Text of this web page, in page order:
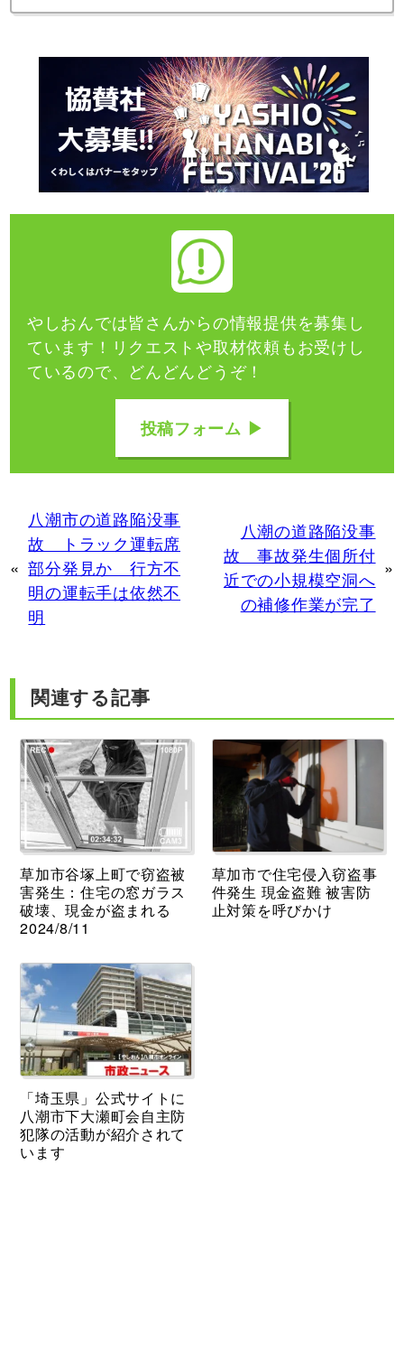
やしおんでは皆さんからの情報提供を募集し
ています！ リクエストや取材依頼もお受けし
ているので、どんどんどうぞ！
投稿フォーム ▶
«
八潮市の道路陥没事
故 トラック運転席
部分発見か 行方不
明の運転手は依然不
明
八潮の道路陥没事
故 事故発生個所付
近での小規模空洞へ
の補修作業が完了
»
関連する記事
草加市谷塚上町で窃盗被
害発生：住宅の窓ガラス
破壊、現金が盗まれる
2024/8/11
草加市で住宅侵入窃盗事
件発生 現金盗難 被害防
止対策を呼びかけ
「埼玉県」公式サイトに
八潮市下大瀬町会自主防
犯隊の活動が紹介されて
います